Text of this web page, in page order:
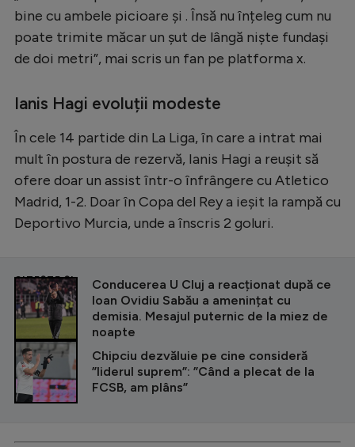
bine cu ambele picioare și . Însă nu înțeleg cum nu
poate trimite măcar un șut de lângă niște fundași
de doi metri”, mai scris un fan pe platforma x.
Ianis Hagi evoluții modeste
În cele 14 partide din La Liga, în care a intrat mai
mult în postura de rezervă, Ianis Hagi a reușit să
ofere doar un assist într-o înfrângere cu Atletico
Madrid, 1-2. Doar în Copa del Rey a ieșit la rampă cu
Deportivo Murcia, unde a înscris 2 goluri.
CITEȘTE ȘI
Conducerea U Cluj a reacționat după ce
Ioan Ovidiu Sabău a amenințat cu
demisia. Mesajul puternic de la miez de
noapte
Chipciu dezvăluie pe cine consideră
”liderul suprem”: ”Când a plecat de la
FCSB, am plâns”